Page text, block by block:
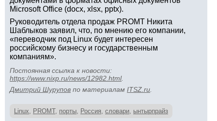
Microsoft Office (docx, xlsx, pptx).
Руководитель отдела продаж PROMT Никита
Шаблыков заявил, что, по мнению его компании,
«переводчик под Linux будет интересен
российскому бизнесу и государственным
компаниям».
Постоянная ссылка к новости:
https://www.nixp.ru/news/12982.html.
Дмитрий Шурупов по материалам ITSZ.ru
Linux, PROMT, порты, Россия, словари, ынтырпрайз